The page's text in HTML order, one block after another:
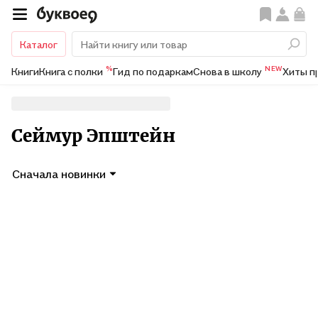
Каталог
КнигиКнига с полки %Гид по подаркамСнова в школу NEWХиты
Сеймур Эпштейн
Сначала новинки